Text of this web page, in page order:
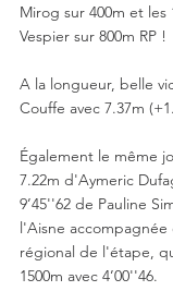
Mirog sur 400m et
Vespier sur 800m RP !
A la longueur, belle
Couffe avec 7.37m
Également le même
7.22m d'Aymeric
9’45''62 de Pauline
l'Aisne
régional de l'étape,
1500m avec 4’00''46.